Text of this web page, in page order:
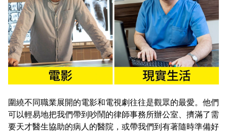
圍繞不同職業展開的電影和電視劇往往是觀眾的最愛。他們
可以輕易地把我們帶到吵鬧的律師事務所辦公室、擠滿了需
要天才醫生協助的病人的醫院，或帶我們到有著隨時準備好